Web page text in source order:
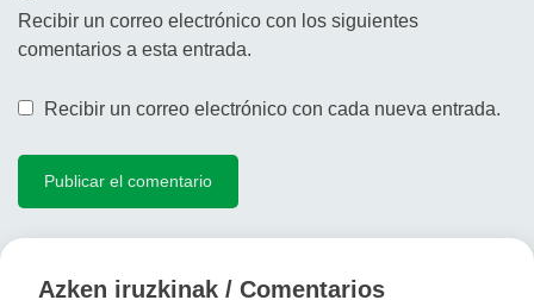
Recibir un correo electrónico con los siguientes
comentarios a esta entrada.
Recibir un correo electrónico con cada nueva entrada.
Azken iruzkinak / Comentarios